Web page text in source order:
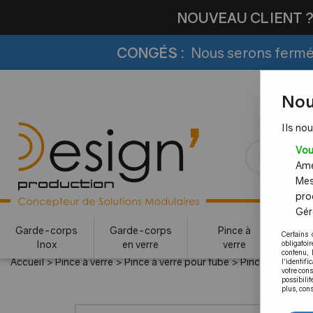
NOUVEAU CLIENT ?
CONGÉS : Nous serons
Garde-corps
Inox
Garde-corps
en verre
Pince à
verre
Accueil>Pince à verre>Pince à verre pour tube>Pince modèle
Ils
Certains
contenu,
votre
plus,